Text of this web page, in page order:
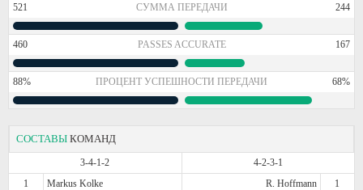
521 СУММА ПЕРЕДАЧИ 244
460 PASSES ACCURATE 167
88% ПРОЦЕНТ УСПЕШНОСТИ ПЕРЕДАЧИ 68%
СОСТАВЫ КОМАНД
3-4-1-2
4-2-3-1
1
Markus Kolke R. Hoffmann
1